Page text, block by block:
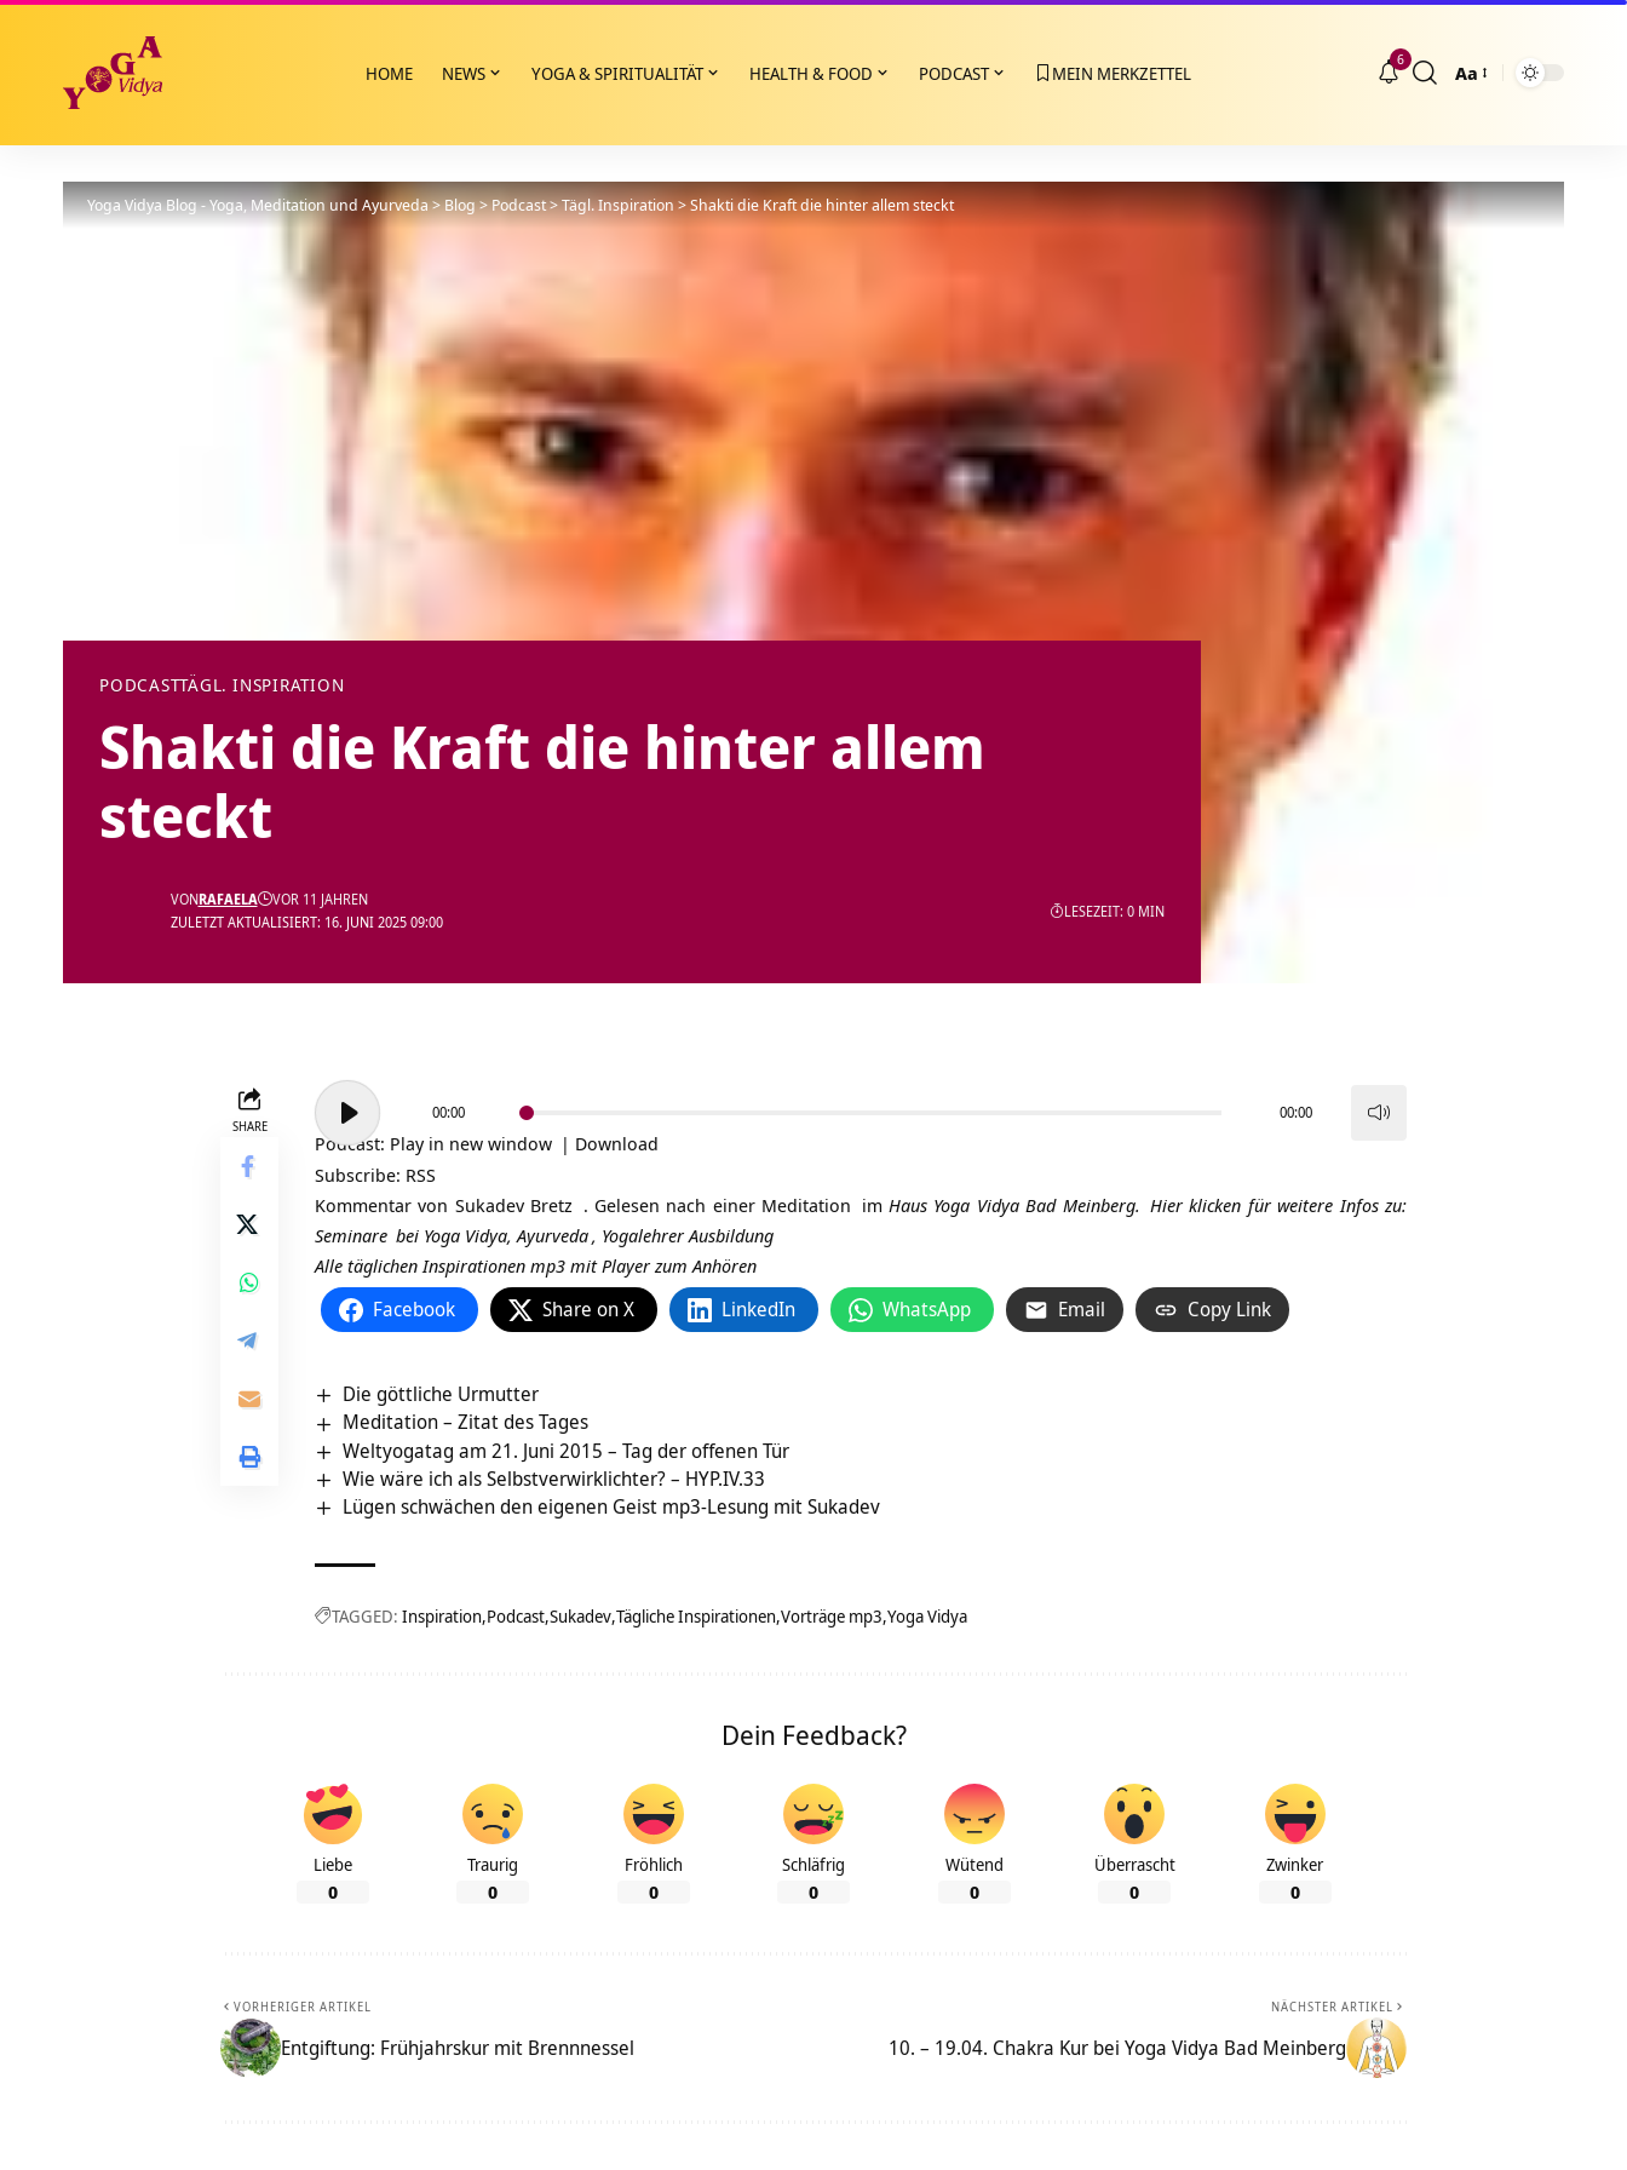
HOME NEWS YOGA & SPIRITUALITÄT HEALTH & FOOD PODCAST MEIN MERKZETTEL
6
Größenänderung
Aa
Yoga Vidya Blog - Yoga, Meditation und Ayurveda>Blog>Podcast>Tägl. Inspiration>Shakti die Kraft die hinter allem steckt
PODCASTTÄGL. INSPIRATION
Shakti die Kraft die hinter allem
steckt
ZULETZT AKTUALISIERT: 16. JUNI 2025 09:00
VONRAFAELA VOR 11 JAHREN
LESEZEIT: 0 MIN
SHARE
Audio-
Player
00:00 00:00
Podcast: Play in new window | Download
Subscribe: RSS
Kommentar von Sukadev Bretz . Gelesen nach einer Meditation imHaus Yoga Vidya Bad Meinberg. Hier klicken für weitere Infos zu:
Seminare bei Yoga Vidya,Ayurveda, Yogalehrer Ausbildung
Alle täglichen Inspirationen mp3 mit Player zum Anhören
Facebook Share on X LinkedIn WhatsApp Email Copy Link
Die göttliche Urmutter
Meditation – Zitat des Tages
Weltyogatag am 21. Juni 2015 – Tag der offenen Tür
Wie wäre ich als Selbstverwirklichter? – HYP.IV.33
Lügen schwächen den eigenen Geist mp3-Lesung mit Sukadev
TAGGED: Inspiration Podcast Sukadev Tägliche Inspirationen Vorträge mp3 Yoga Vidya
Dein Feedback?
Liebe
0
Traurig
0
Fröhlich
0
Schläfrig
0
Wütend
0
Überrascht
0
Zwinker
0
VORHERIGER ARTIKEL
Entgiftung: Frühjahrskur mit Brennnessel
NÄCHSTER ARTIKEL
10. – 19.04. Chakra Kur bei Yoga Vidya Bad Meinberg